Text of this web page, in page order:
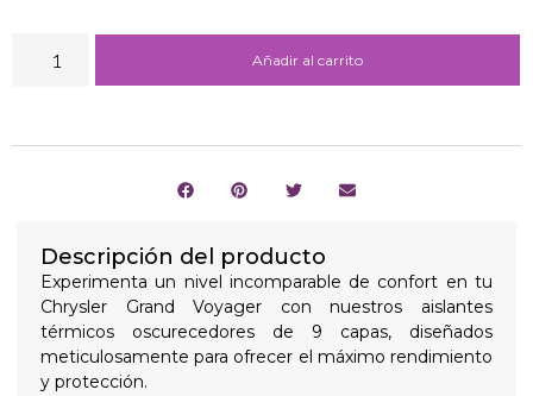
Añadir al carrito
Descripción del producto
Experimenta un nivel incomparable de confort en tu
Chrysler Grand Voyager con nuestros aislantes
térmicos oscurecedores de 9 capas, diseñados
meticulosamente para ofrecer el máximo rendimiento
y protección.